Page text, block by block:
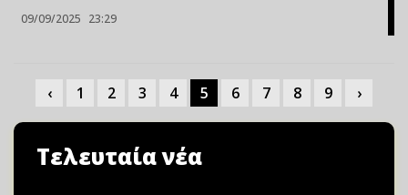
09/09/2025 23:29
‹ 1 2 3 4 5 6 7 8 9 ›
Τελευταία νέα